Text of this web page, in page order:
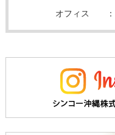
オフィス ：